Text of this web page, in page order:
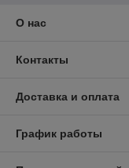
О нас
Контакты
Доставка и оплата
График работы